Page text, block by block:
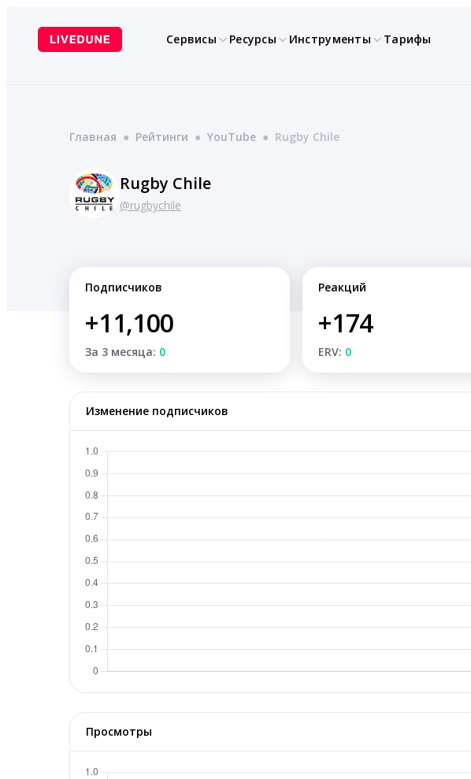
содержимому
Сервисы Ресурсы Инструменты Тарифы
Главная ● Рейтинги ● YouTube ● Rugby Chile
Rugby Chile
@rugbychile
Подписчиков
+11,100
За 3 месяца: 0
Реакций
+174
ERV: 0
Изменение подписчиков
Просмотры